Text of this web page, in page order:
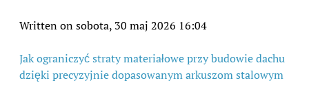
Written on sobota, 30 maj 2026 16:04
Jak ograniczyć straty materiałowe przy budowie dachu
dzięki precyzyjnie dopasowanym arkuszom stalowym